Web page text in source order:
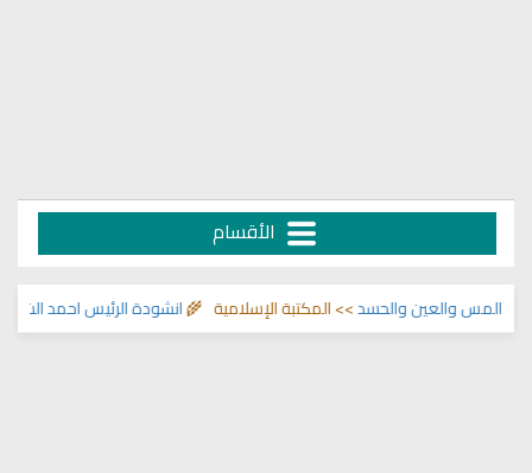
الأقسام
انشودة الرئيس احمد الشرع>> والعين والحسد>> المكتبة الإسلامية 🌾